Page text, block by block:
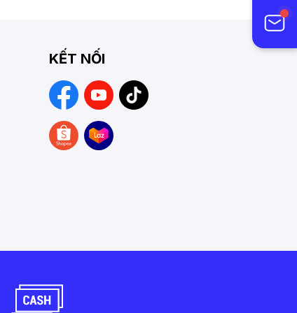
KẾT NỐI